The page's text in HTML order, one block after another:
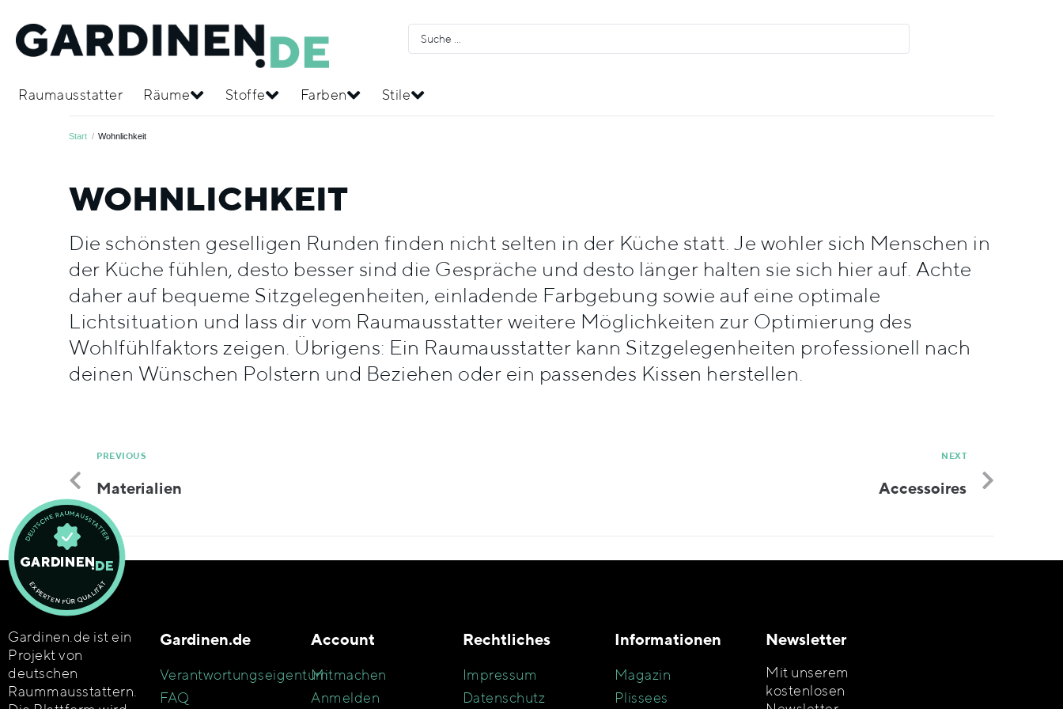
Raumausstatter Räume Stoffe Farben Stile
Start / Wohnlichkeit
WOHNLICHKEIT
Die schönsten geselligen Runden finden nicht selten in der Küche statt. Je wohler sich Menschen in
der Küche fühlen, desto besser sind die Gespräche und desto länger halten sie sich hier auf. Achte
daher auf bequeme Sitzgelegenheiten, einladende Farbgebung sowie auf eine optimale
Lichtsituation und lass dir vom Raumausstatter weitere Möglichkeiten zur Optimierung des
Wohlfühlfaktors zeigen. Übrigens: Ein Raumausstatter kann Sitzgelegenheiten professionell nach
deinen Wünschen Polstern und Beziehen oder ein passendes Kissen herstellen.
PREVIOUS
Materialien
NEXT
Accessoires
Gardinen.de ist ein
Projekt von
deutschen
Raummausstattern.
Gardinen.de
Verantwortungseigentum
FAQ
Account
Mitmachen
Anmelden
Rechtliches
Impressum
Datenschutz
Informationen
Magazin
Plissees
Newsletter
Mit unserem
kostenlosen